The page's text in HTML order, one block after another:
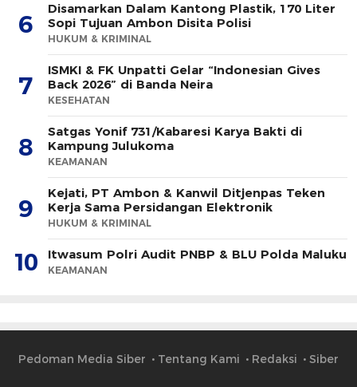
6
Disamarkan Dalam Kantong Plastik, 170 Liter
Sopi Tujuan Ambon Disita Polisi
HUKUM & KRIMINAL
7
ISMKI & FK Unpatti Gelar “Indonesian Gives
Back 2026” di Banda Neira
KESEHATAN
8
Satgas Yonif 731/Kabaresi Karya Bakti di
Kampung Julukoma
KEAMANAN
9
Kejati, PT Ambon & Kanwil Ditjenpas Teken
Kerja Sama Persidangan Elektronik
HUKUM & KRIMINAL
10 Itwasum Polri Audit PNBP & BLU Polda Maluku
KEAMANAN
Pedoman Media Siber Tentang Kami Redaksi Siber